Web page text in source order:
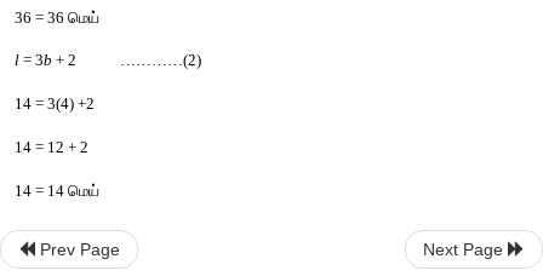
இங்கு , சமன்பாடுகளும்
அமைந்துள்ளன
மாதிரியானவை
எனவே, இங்கு அனைத்து
புள்ளிகளும் எண்ணற்ற .
Prev Page Next Page